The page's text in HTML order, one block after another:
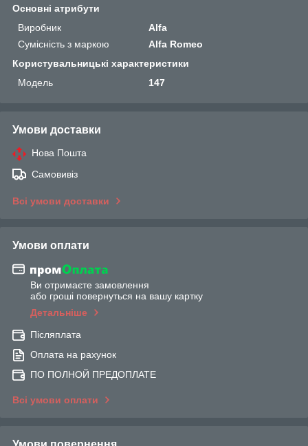
Основні атрибути
Виробник
Alfa
Сумісність з маркою
Alfa Romeo
Користувальницькі характеристики
Мoдель
147
Умови доставки
Нова Пошта
Самовивіз
Всі умови доставки
Умови оплати
Ви отримаєте замовлення
або гроші повернуться на вашу картку
Детальніше
Післяплата
Оплата на рахунок
ПО ПОЛНОЙ ПРЕДОПЛАТЕ
Всі умови оплати